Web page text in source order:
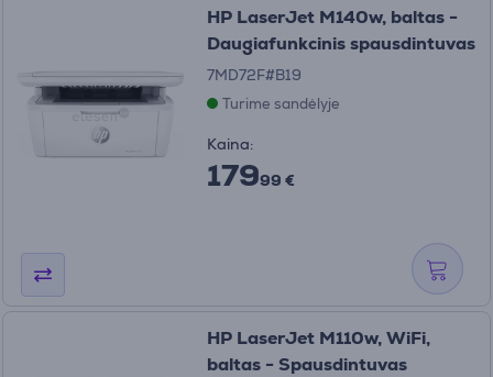
HP LaserJet M140w, baltas -
Daugiafunkcinis spausdintuvas
7MD72F#B19
Turime sandėlyje
Kaina:
17999 €
HP LaserJet M110w, WiFi,
baltas - Spausdintuvas